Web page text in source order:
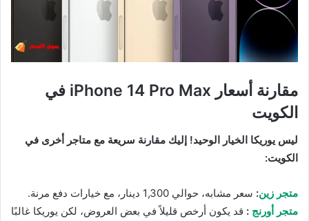
مقارنة أسعار iPhone 14 Pro Max في
الكويت
ليس يوريكا الخيار الوحيد! إليك مقارنة سريعة مع متاجر أخرى في
الكويت:
متجر زين: سعر مشابه، حوالي 1,300 دينار، مع خيارات دفع مرنة.
متجر أورنج : قد يكون أرخص قليلاً في بعض العروض، لكن يوريكا غالبًا